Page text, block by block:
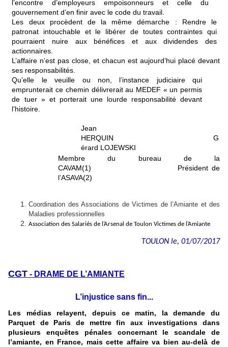
l’encontre d’employeurs empoisonneurs et celle du
gouvernement d’en finir avec le code du travail.
Les deux procèdent de la même démarche : Rendre le
patronat intouchable et le libérer de toutes contraintes qui
pourraient nuire aux bénéfices et aux dividendes des
actionnaires.
L’affaire n’est pas close, et chacun est aujourd’hui placé devant
ses responsabilités.
Qu’elle le veuille ou non, l’instance judiciaire qui
emprunterait ce chemin délivrerait au MEDEF « un permis
de tuer » et porterait une lourde responsabilité devant
l’histoire.
Jean
HERQUIN G
érard LOJEWSKI
Membre du bureau de la
CAVAM(1) Président de
l’ASAVA(2)
Coordination des Associations de Victimes de l’Amiante et des
Maladies professionnelles
Association des Salariés de l’Arsenal de Toulon Victimes de l’Amiante
TOULON le, 01/07/2017
CGT - DRAME DE L’AMIANTE
L’injustice sans fin...
Les médias relayent, depuis ce matin, la demande du
Parquet de Paris de mettre fin aux investigations dans
plusieurs enquêtes pénales concernant le scandale de
l’amiante, en France, mais cette affaire va bien au-delà de